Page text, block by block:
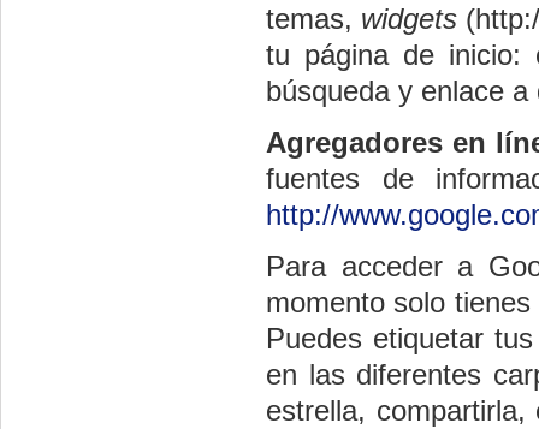
temas, widgets
tu página de inicio:
búsqueda y enlace
Agregadores en
fuentes de
http://
Para acceder a
momento solo tienes
Puedes etiquetar
en las diferentes
estrella,